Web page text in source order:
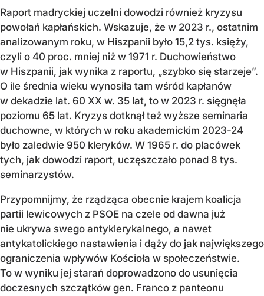
Raport madryckiej uczelni dowodzi również kryzysu
powołań kapłańskich. Wskazuje, że w 2023 r., ostatnim
analizowanym roku, w Hiszpanii było 15,2 tys. księży,
czyli o 40 proc. mniej niż w 1971 r. Duchowieństwo
w Hiszpanii, jak wynika z raportu, „szybko się starzeje”.
O ile średnia wieku wynosiła tam wśród kapłanów
w dekadzie lat. 60 XX w. 35 lat, to w 2023 r. sięgnęła
poziomu 65 lat. Kryzys dotknął też wyższe seminaria
duchowne, w których w roku akademickim 2023-24
było zaledwie 950 kleryków. W 1965 r. do placówek
tych, jak dowodzi raport, uczęszczało ponad 8 tys.
seminarzystów.
Przypomnijmy, że rządząca obecnie krajem koalicja
partii lewicowych z PSOE na czele od dawna już
nie ukrywa swego antyklerykalnego, a nawet
antykatolickiego nastawienia i dąży do jak największego
ograniczenia wpływów Kościoła w społeczeństwie.
To w wyniku jej starań doprowadzono do usunięcia
doczesnych szczątków gen. Franco z panteonu